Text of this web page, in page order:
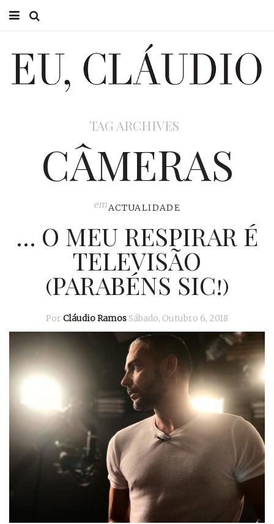
EU CLÁUDIO
EU, PAI
TAG ARCHIVES
CÂMERAS
emACTUALIDADE
… O MEU RESPIRAR É
TELEVISÃO
(PARABÉNS SIC!)
Por Cláudio Ramos Sábado, Outubro 6, 2018